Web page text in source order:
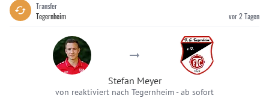
Transfer
Tegernheim
vor 2 Tagen
Stefan Meyer
von reaktiviert nach Tegernheim-ab sofort